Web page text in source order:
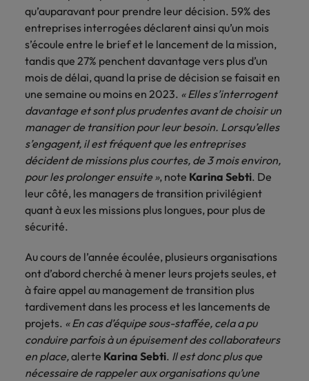
qu’auparavant pour prendre leur décision. 59% des
entreprises interrogées déclarent ainsi qu’un mois
s’écoule entre le brief et le lancement de la mission,
tandis que 27% penchent davantage vers plus d’un
mois de délai, quand la prise de décision se faisait en
une semaine ou moins en 2023. « Elles s’interrogent
davantage et sont plus prudentes avant de choisir un
manager de transition pour leur besoin. Lorsqu’elles
s’engagent, il est fréquent que les entreprises
décident de missions plus courtes, de 3 mois environ,
pour les prolonger ensuite », note Karina Sebti. De
leur côté, les managers de transition privilégient
quant à eux les missions plus longues, pour plus de
sécurité.
Au cours de l’année écoulée, plusieurs organisations
ont d’abord cherché à mener leurs projets seules, et
à faire appel au management de transition plus
tardivement dans les process et les lancements de
projets. « En cas d’équipe sous-staffée, cela a pu
conduire parfois à un épuisement des collaborateurs
en place,alerte Karina Sebti. Il est donc plus que
nécessaire de rappeler aux organisations qu’une